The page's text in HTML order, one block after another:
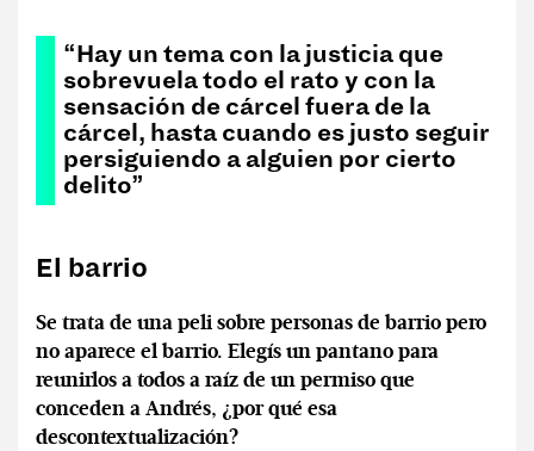
“Hay un tema con la justicia que
sobrevuela todo el rato y con la
sensación de cárcel fuera de la
cárcel, hasta cuando es justo seguir
persiguiendo a alguien por cierto
delito”
El barrio
Se trata de una peli sobre personas de barrio pero
no aparece el barrio. Elegís un pantano para
reunirlos a todos a raíz de un permiso que
conceden a Andrés, ¿por qué esa
descontextualización?